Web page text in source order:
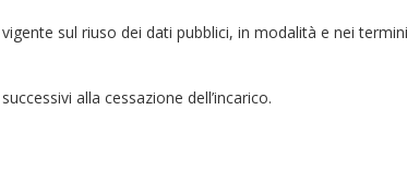
sul riuso dei dati pubblici, in modalità e nei
alla cessazione dell’incarico.